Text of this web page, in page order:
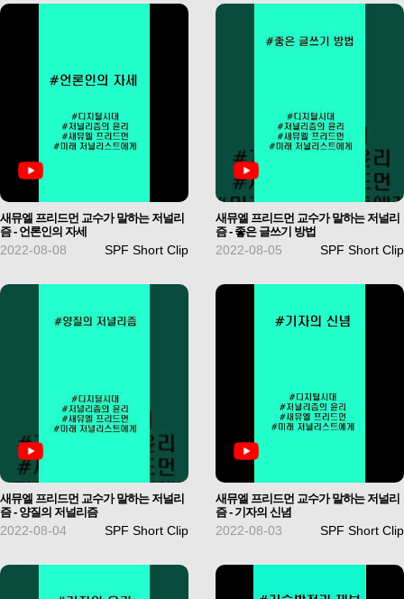
새뮤엘 프리드먼 교수가 말하는 저널리
즘 - 언론인의 자세
2022-08-08 SPF Short Clip
새뮤엘 프리드먼 교수가 말하는 저널리
즘 - 좋은 글쓰기 방법
2022-08-05 SPF Short Clip
새뮤엘 프리드먼 교수가 말하는 저널리
즘 - 양질의 저널리즘
2022-08-04 SPF Short Clip
새뮤엘 프리드먼 교수가 말하는 저널리
즘 - 기자의 신념
2022-08-03 SPF Short Clip